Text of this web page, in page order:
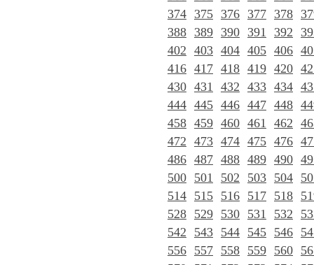
374 375 376 377 378
388 389 390 391 392
402 403 404 405 406
416 417 418 419 420
430 431 432 433 434
444 445 446 447 448
458 459 460 461 462
472 473 474 475 476
486 487 488 489 490
500 501 502 503 504
514 515 516 517 518
528 529 530 531 532
542
543 544 545 546
556 557 558 559 560